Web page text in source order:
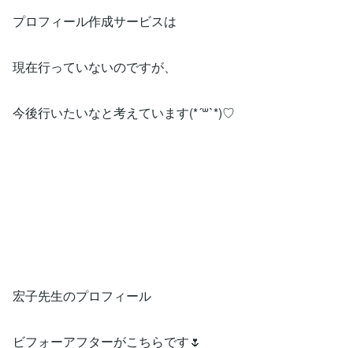
プロフィール作成サービスは
現在行っていないのですが、
今後行いたいなと考えています(*´꒳`*)♡
宏子先生のプロフィール
ビフォーアフターがこちらです🌷